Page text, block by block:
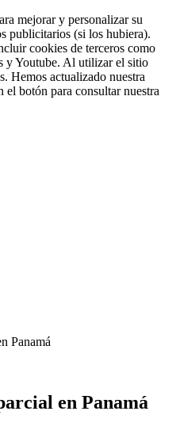
mejorar y personalizar su
publicitarios (si los hubiera).
cookies de terceros como
y Youtube. Al utilizar el sitio
Hemos actualizado nuestra
botón para consultar nuestra
Panamá
en Panamá